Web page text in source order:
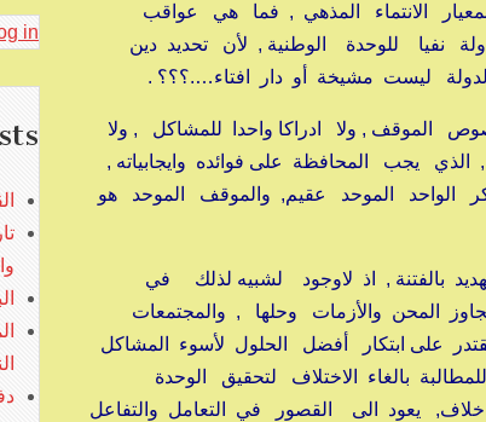
الانتماء المذهي , فما هي عواقب
نفيا للوحدة الوطنية , لأن تحديد دين
ليست مشيخة أو دار افتاء….؟؟؟ .
الموقف , ولا ادراكا واحدا للمشاكل , ولا
يجب المحافظة على فوائده وايجابياته ,
الواحد الموحد عقيم, والموقف الموحد هو
بالفتنة , اذ لاوجود لشبيه لذلك في
المحن والأزمات وحلها , والمجتمعات
على ابتكار أفضل الحلول لأسوء المشاكل
بالغاء الاختلاف لتحقيق الوحدة
يعود الى القصور في التعامل والتفاعل
in